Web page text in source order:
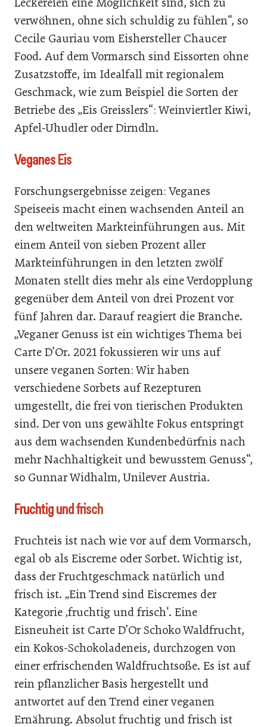
verwöhnen, ohne sich schuldig zu fühlen“, so
Cecile Gauriau vom Eishersteller Chaucer
Food. Auf dem Vormarsch sind Eissorten ohne
Zusatzstoffe, im Idealfall mit regionalem
Geschmack, wie zum Beispiel die Sorten der
Betriebe des „Eis Greisslers“: Weinviertler Kiwi,
Apfel-Uhudler oder Dirndln.
Veganes Eis
Forschungsergebnisse zeigen: Veganes
Speiseeis macht einen wachsenden Anteil an
den weltweiten Markteinführungen aus. Mit
einem Anteil von sieben Prozent aller
Markteinführungen in den letzten zwölf
Monaten stellt dies mehr als eine Verdopplung
gegenüber dem Anteil von drei Prozent vor
fünf Jahren dar. Darauf reagiert die Branche.
„Veganer Genuss ist ein wichtiges Thema bei
Carte D’Or. 2021 fokussieren wir uns auf
unsere veganen Sorten: Wir haben
verschiedene Sorbets auf Rezepturen
umgestellt, die frei von tierischen Produkten
sind. Der von uns gewählte Fokus entspringt
aus dem wachsenden Kundenbedürfnis nach
mehr Nachhaltigkeit und bewusstem Genuss“,
so Gunnar Widhalm, Unilever Austria.
Fruchtig und frisch
Fruchteis ist nach wie vor auf dem Vormarsch,
egal ob als Eiscreme oder Sorbet. Wichtig ist,
dass der Fruchtgeschmack natürlich und
frisch ist. „Ein Trend sind Eiscremes der
Kategorie ‚fruchtig und frisch‘. Eine
Eisneuheit ist Carte D’Or Schoko Waldfrucht,
ein Kokos-Schokoladeneis, durchzogen von
einer erfrischenden Waldfruchtsoße. Es ist auf
rein pflanzlicher Basis hergestellt und
antwortet auf den Trend einer veganen
Ernährung. Absolut fruchtig und frisch ist